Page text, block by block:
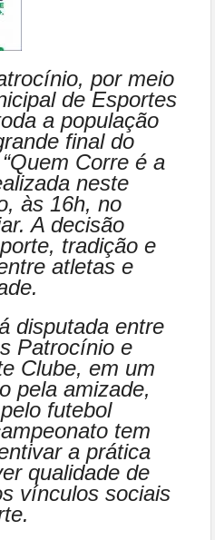
por meio
de Esportes
a população
final do
Corre é a
neste
às 16h, no
A decisão
tradição e
atletas e
disputada entre
Patrocínio e
Clube, em um
pela amizade,
futebol
tem
a prática
qualidade de
vínculos sociais